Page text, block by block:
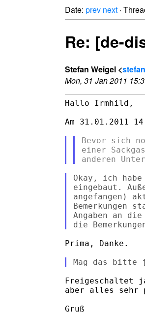
Date: prev next ·
Re: [de-
Stefan Weigel <
Mon, 31 Jan 2011
Hallo Irmhild,
Am 31.01.2011
Bevor sich
einer
Okay, ich
eingebaut.
angefangen)
Bemerkungen
Angaben an
Prima, Danke.
Freigeschaltet
aber alles
Gruß